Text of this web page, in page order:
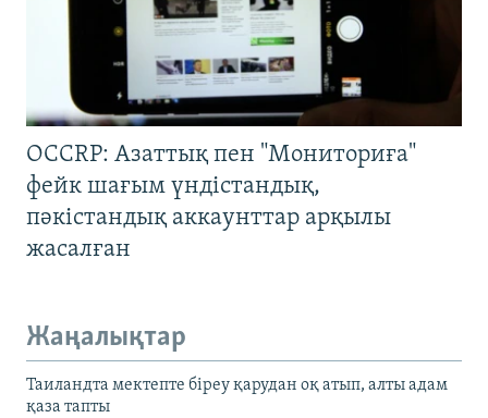
OCCRP: Азаттық пен "Мониториға"
фейк шағым үндістандық,
пәкістандық аккаунттар арқылы
жасалған
Жаңалықтар
Таиландта мектепте біреу қарудан оқ атып, алты адам
қаза тапты